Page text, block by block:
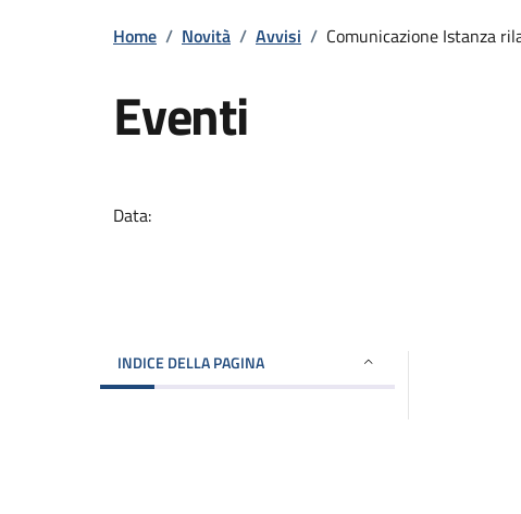
Home / Novità / Avvisi / Comunicazione Istanza
Eventi
Data:
INDICE DELLA PAGINA